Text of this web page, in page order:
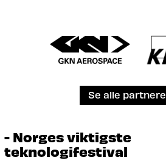
Se alle partnere
- Norges viktigste
teknologifestival